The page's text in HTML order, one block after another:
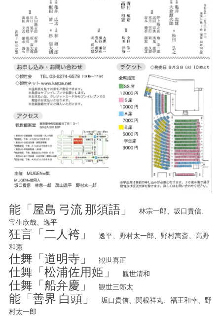
能「屋島 弓流 那須語」
林宗一郎、坂口貴信、
宝生欣哉、逸平
狂言「二人袴」
逸平、野村太一郎、野村萬斎、高野
和憲
仕舞「道明寺」 観世喜正
仕舞「松浦佐用姫」 観世清和
仕舞「船弁慶」 観世三郎太
能「善界 白頭」
坂口貴信、関根祥丸、福王和幸、野
村太一郎